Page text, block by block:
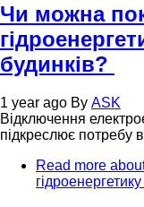
Чи можна
будинків?
1 year ago By ASK
Відключення
підкреслює потребу
Read more